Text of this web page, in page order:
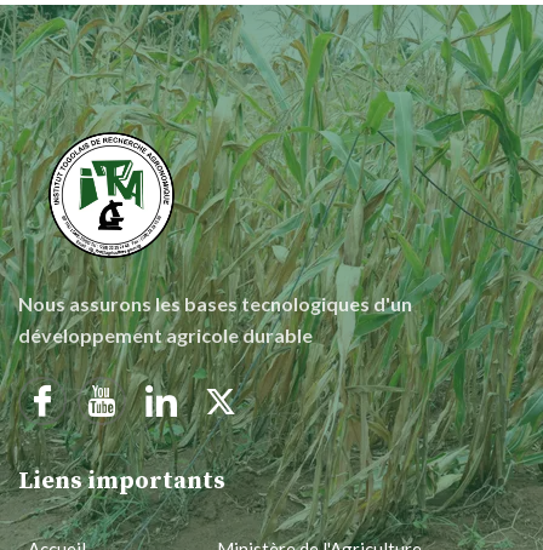
Nous assurons les bases tecnologiques d'un
développement agricole durable
Liens importants